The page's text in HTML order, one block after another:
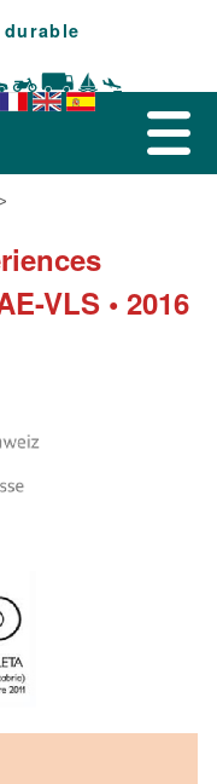
VLS • 2016